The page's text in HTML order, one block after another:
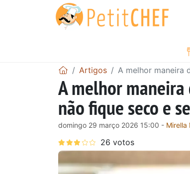
Artigos A melhor maneira
A melhor
não fique seco e
domingo 29 março 2026 15:00 - Mirella